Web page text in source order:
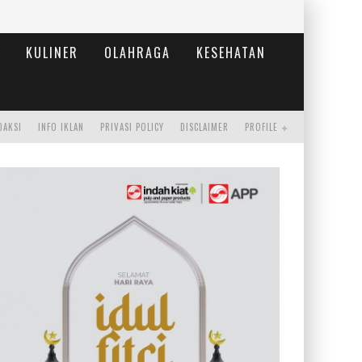
KULINER OLAHRAGA
KESEHATAN
PROFILE
DISCLAIMER
PRIVASI POLICY
INFO IKLAN